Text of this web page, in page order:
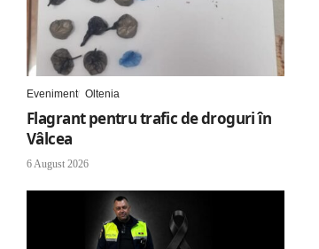
Eveniment Oltenia
Flagrant pentru trafic de droguri în
Vâlcea
6 August 2026